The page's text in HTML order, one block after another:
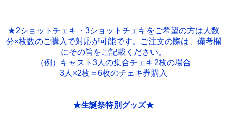
★2ショットチェキ・3ショットチェキをご希望の方は人数
分×枚数のご購入で対応が可能です。ご注文の際は、備考欄
にその旨をご記載ください。
（例）キャスト3人の集合チェキ2枚の場合
3人×2枚＝6枚のチェキ券購入
★生誕祭特別グッズ★